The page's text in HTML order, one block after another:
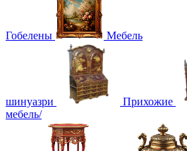
Гобелены Мебель
шинуазри Прихожие
мебель/